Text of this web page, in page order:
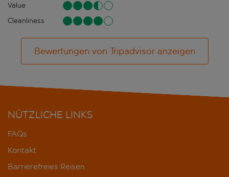
Value
Cleanliness
Bewertungen von Tripadvisor anzeigen
NÜTZLICHE LINKS
FAQs
Kontakt
Barrierefreies Reisen